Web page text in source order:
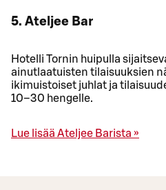
5. Ateljee Bar
Hotelli Tornin huipulla
ainutlaatuisten tilaisuuksien
ikimuistoiset juhlat ja
10–30 hengelle.
Lue lisää Ateljee Barista »